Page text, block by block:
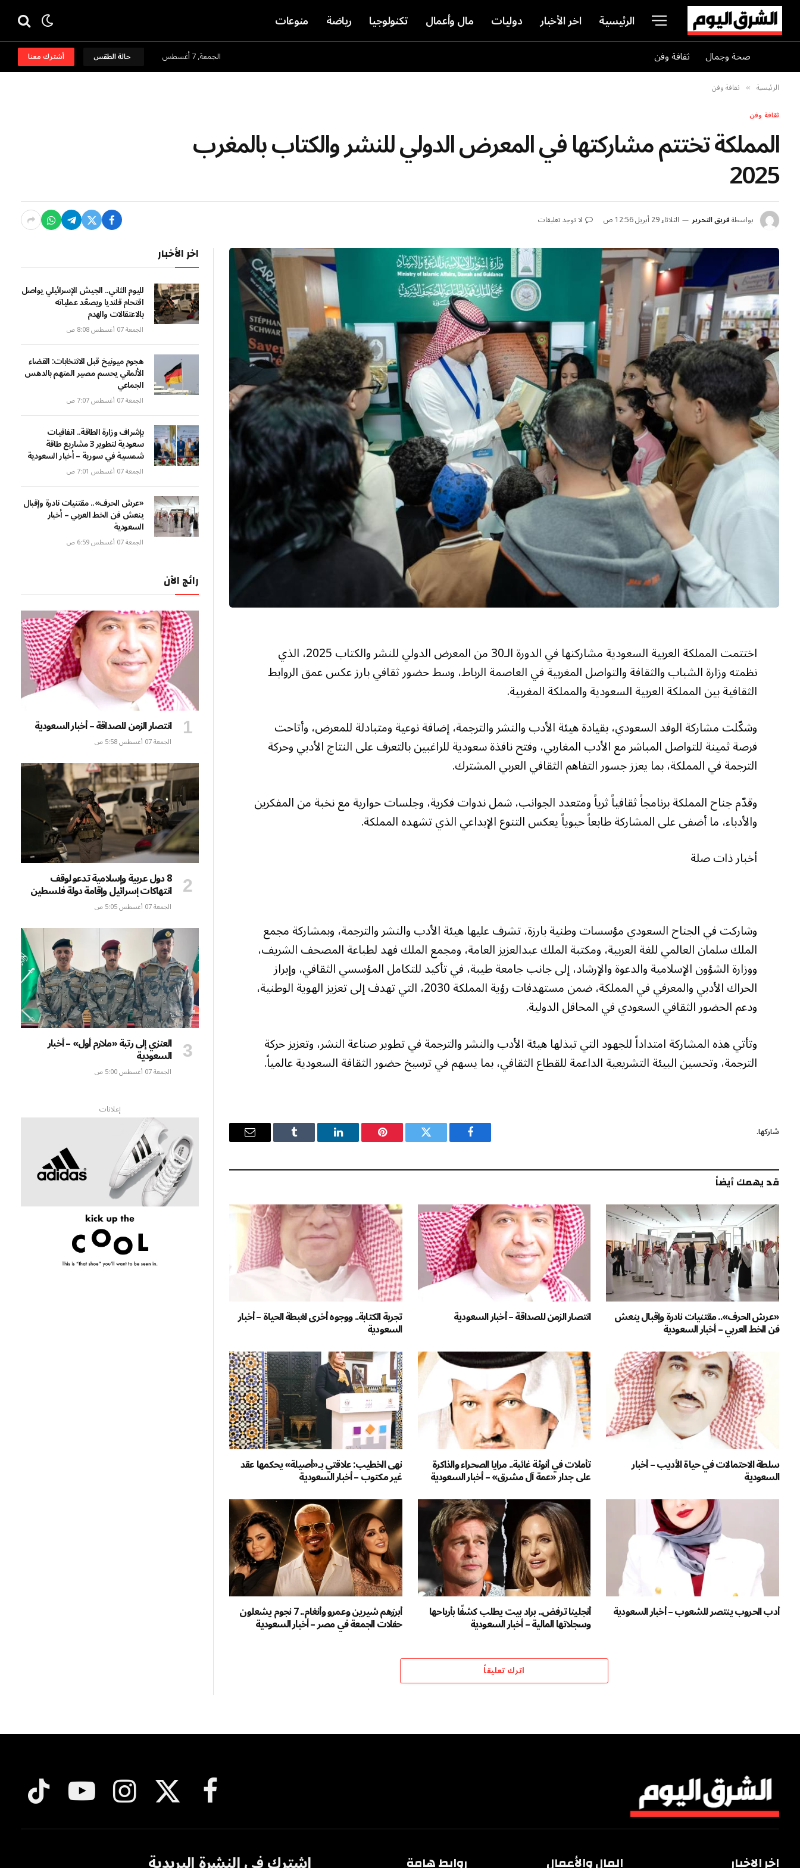
الرئيسية اخر الأخبار دوليات مال وأعمال تكنولوجيا رياضة منوعات
صحة وجمال ثقافة وفن الجمعة, 7 أغسطس حالة الطقس أشترك معنا
الرئيسية » ثقافة وفن
ثقافة وفن
المملكة تختتم مشاركتها في المعرض الدولي للنشر والكتاب بالمغرب
2025
بواسطةفريق التحرير الثلاثاء 29 أبريل 12:56 ص لا توجد تعليقات
اختتمت المملكة العربية السعودية مشاركتها في الدورة الـ30 من المعرض الدولي للنشر والكتاب 2025، الذي
نظمته وزارة الشباب والثقافة والتواصل المغربية في العاصمة الرباط، وسط حضور ثقافي بارز عكس عمق الروابط
الثقافية بين المملكة العربية السعودية والمملكة المغربية.
وشكّلت مشاركة الوفد السعودي، بقيادة هيئة الأدب والنشر والترجمة، إضافة نوعية ومتبادلة للمعرض، وأتاحت
فرصة ثمينة للتواصل المباشر مع الأدب المغاربي، وفتح نافذة سعودية للراغبين بالتعرف على النتاج الأدبي وحركة
الترجمة في المملكة، بما يعزز جسور التفاهم الثقافي العربي المشترك.
وقدّم جناح المملكة برنامجاً ثقافياً ثرياً ومتعدد الجوانب، شمل ندوات فكرية، وجلسات حوارية مع نخبة من المفكرين
والأدباء، ما أضفى على المشاركة طابعاً حيوياً يعكس التنوع الإبداعي الذي تشهده المملكة.
أخبار ذات صلة
وشاركت في الجناح السعودي مؤسسات وطنية بارزة، تشرف عليها هيئة الأدب والنشر والترجمة، وبمشاركة مجمع
الملك سلمان العالمي للغة العربية، ومكتبة الملك عبدالعزيز العامة، ومجمع الملك فهد لطباعة المصحف الشريف،
ووزارة الشؤون الإسلامية والدعوة والإرشاد، إلى جانب جامعة طيبة، في تأكيد للتكامل المؤسسي الثقافي، وإبراز
الحراك الأدبي والمعرفي في المملكة، ضمن مستهدفات رؤية المملكة 2030، التي تهدف إلى تعزيز الهوية الوطنية،
ودعم الحضور الثقافي السعودي في المحافل الدولية.
وتأتي هذه المشاركة امتداداً للجهود التي تبذلها هيئة الأدب والنشر والترجمة في تطوير صناعة النشر، وتعزيز حركة
الترجمة، وتحسين البيئة التشريعية الداعمة للقطاع الثقافي، بما يسهم في ترسيخ حضور الثقافة السعودية عالمياً.
شاركها.
فيسبوك تويتر بينتيريستلينكدإن Tumblr
البريد
قد يهمك أيضاً
«عرش الحرف».. مقتنيات نادرة وإقبال ينعش
فن الخط العربي – أخبار السعودية
انتصار الزمن للصداقة – أخبار السعودية تجربة الكتابة.. ووجوه أخرى لغبطة الحياة – أخبار
السعودية
سلطة الاحتمالات في حياة الأديب – أخبار
السعودية
تأملات في أنوثة غائبة.. مرايا الصحراء والذاكرة
على جدار «عمة آل مشرق» – أخبار السعودية
نهى الخطيب: علاقتي بـ«أصيلة» يحكمها عقد
غير مكتوب – أخبار السعودية
أدب الحروب ينتصر للشعوب – أخبار السعودية أنجلينا ترفض.. براد بيت يطلب كشفًا بأرباحها
وسجلاتها المالية – أخبار السعودية
أبرزهم شيرين وعمرو وأنغام.. 7 نجوم يشعلون
حفلات الجمعة في مصر – أخبار السعودية
اترك تعليقاً
اخر الأخبار
لليوم الثاني.. الجيش الإسرائيلي يواصل
اقتحام قلنديا ويصعّد عملياته
بالاعتقالات والهدم
الجمعة 07 أغسطس 8:08 ص
هجوم ميونيخ قبل الانتخابات: القضاء
الألماني يحسم مصير المتهم بالدهس
الجماعي
الجمعة 07 أغسطس 7:07 ص
بإشراف وزارة الطاقة.. اتفاقيات
سعودية لتطوير 3 مشاريع طاقة
شمسية في سورية – أخبار السعودية
الجمعة 07 أغسطس 7:01 ص
«عرش الحرف».. مقتنيات نادرة وإقبال
ينعش فن الخط العربي – أخبار
السعودية
الجمعة 07 أغسطس 6:59 ص
رائج الآن
انتصار الزمن للصداقة – أخبار السعودية
الجمعة 07 أغسطس 5:58 ص
8 دول عربية وإسلامية تدعو لوقف
انتهاكات إسرائيل وإقامة دولة فلسطين
الجمعة 07 أغسطس 5:05 ص
العنزي إلى رتبة «ملازم أول» – أخبار
السعودية
الجمعة 07 أغسطس 5:00 ص
إعلانات
فيسبوك X الانستغرام يوتيوب تيكتوك
اخر الاخبار المال والأعمال روابط هامة